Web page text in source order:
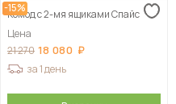
-15%
Комод с 2-мя ящиками Спайс
Цена
21 270 18 080
за 1 день